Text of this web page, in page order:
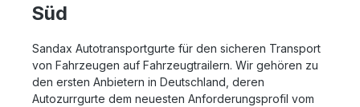
Süd
Sandax Autotransportgurte für den sicheren Transport
von Fahrzeugen auf Fahrzeugtrailern. Wir gehören zu
den ersten Anbietern in Deutschland, deren
Autozurrgurte dem neuesten Anforderungsprofil vom